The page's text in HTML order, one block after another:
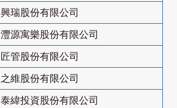
興瑞股份有限公司
灃源寓樂股份有限公司
匠管股份有限公司
之維股份有限公司
泰緯投資股份有限公司